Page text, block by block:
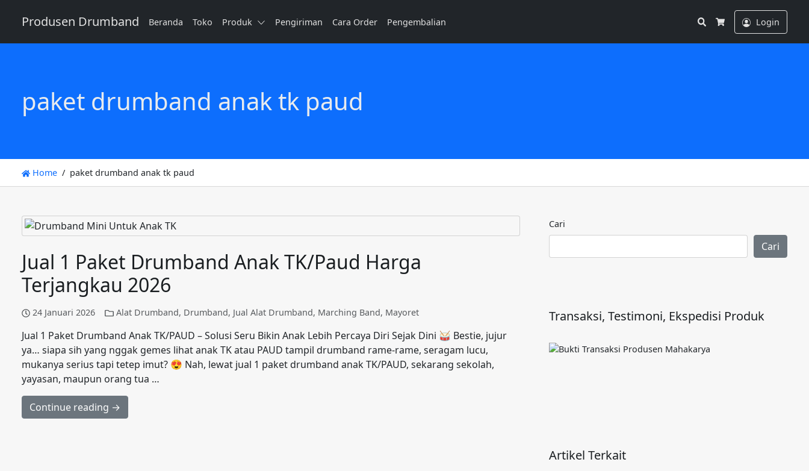
Produsen Drumband Beranda Toko Produk Pengiriman Cara Order Pengembalian
Search
Cart
Login
paket drumband anak tk paud
Home paket drumband anak tk paud
Jual 1 Paket Drumband Anak TK/Paud Harga
Terjangkau 2026
24 Januari 2026 Alat Drumband, Drumband, Jual Alat Drumband, Marching Band, Mayoret
Jual 1 Paket Drumband Anak TK/PAUD – Solusi Seru Bikin Anak Lebih Percaya Diri Sejak Dini 🥁 Bestie, jujur
ya… siapa sih yang nggak gemes lihat anak TK atau PAUD tampil drumband rame-rame, seragam lucu,
mukanya serius tapi tetep imut? 😍 Nah, lewat jual 1 paket drumband anak TK/PAUD, sekarang sekolah,
yayasan, maupun orang tua …
Continue reading →
Cari
Cari
Transaksi, Testimoni, Ekspedisi Produk
Artikel Terkait